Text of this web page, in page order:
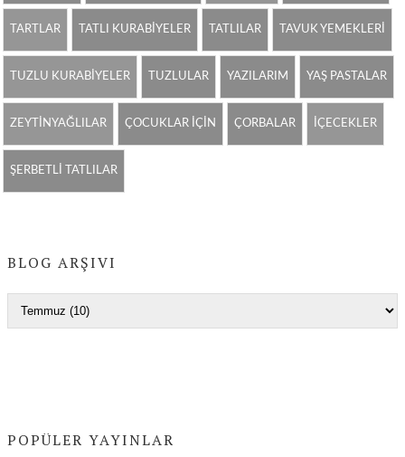
TARTLAR TATLI KURABİYELER TATLILAR TAVUK YEMEKLERİ
TUZLU KURABİYELER TUZLULAR YAZILARIM YAŞ PASTALAR
ZEYTİNYAĞLILAR ÇOCUKLAR İÇİN ÇORBALAR İÇECEKLER
ŞERBETLİ TATLILAR
BLOG ARŞIVI
POPÜLER YAYINLAR